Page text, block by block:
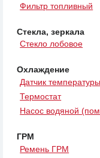
Фильтр топливный
Стекла, зеркала
Стекло лобовое
Охлаждение
Датчик
Термостат
Насос водяной
ГРМ
Ремень ГРМ